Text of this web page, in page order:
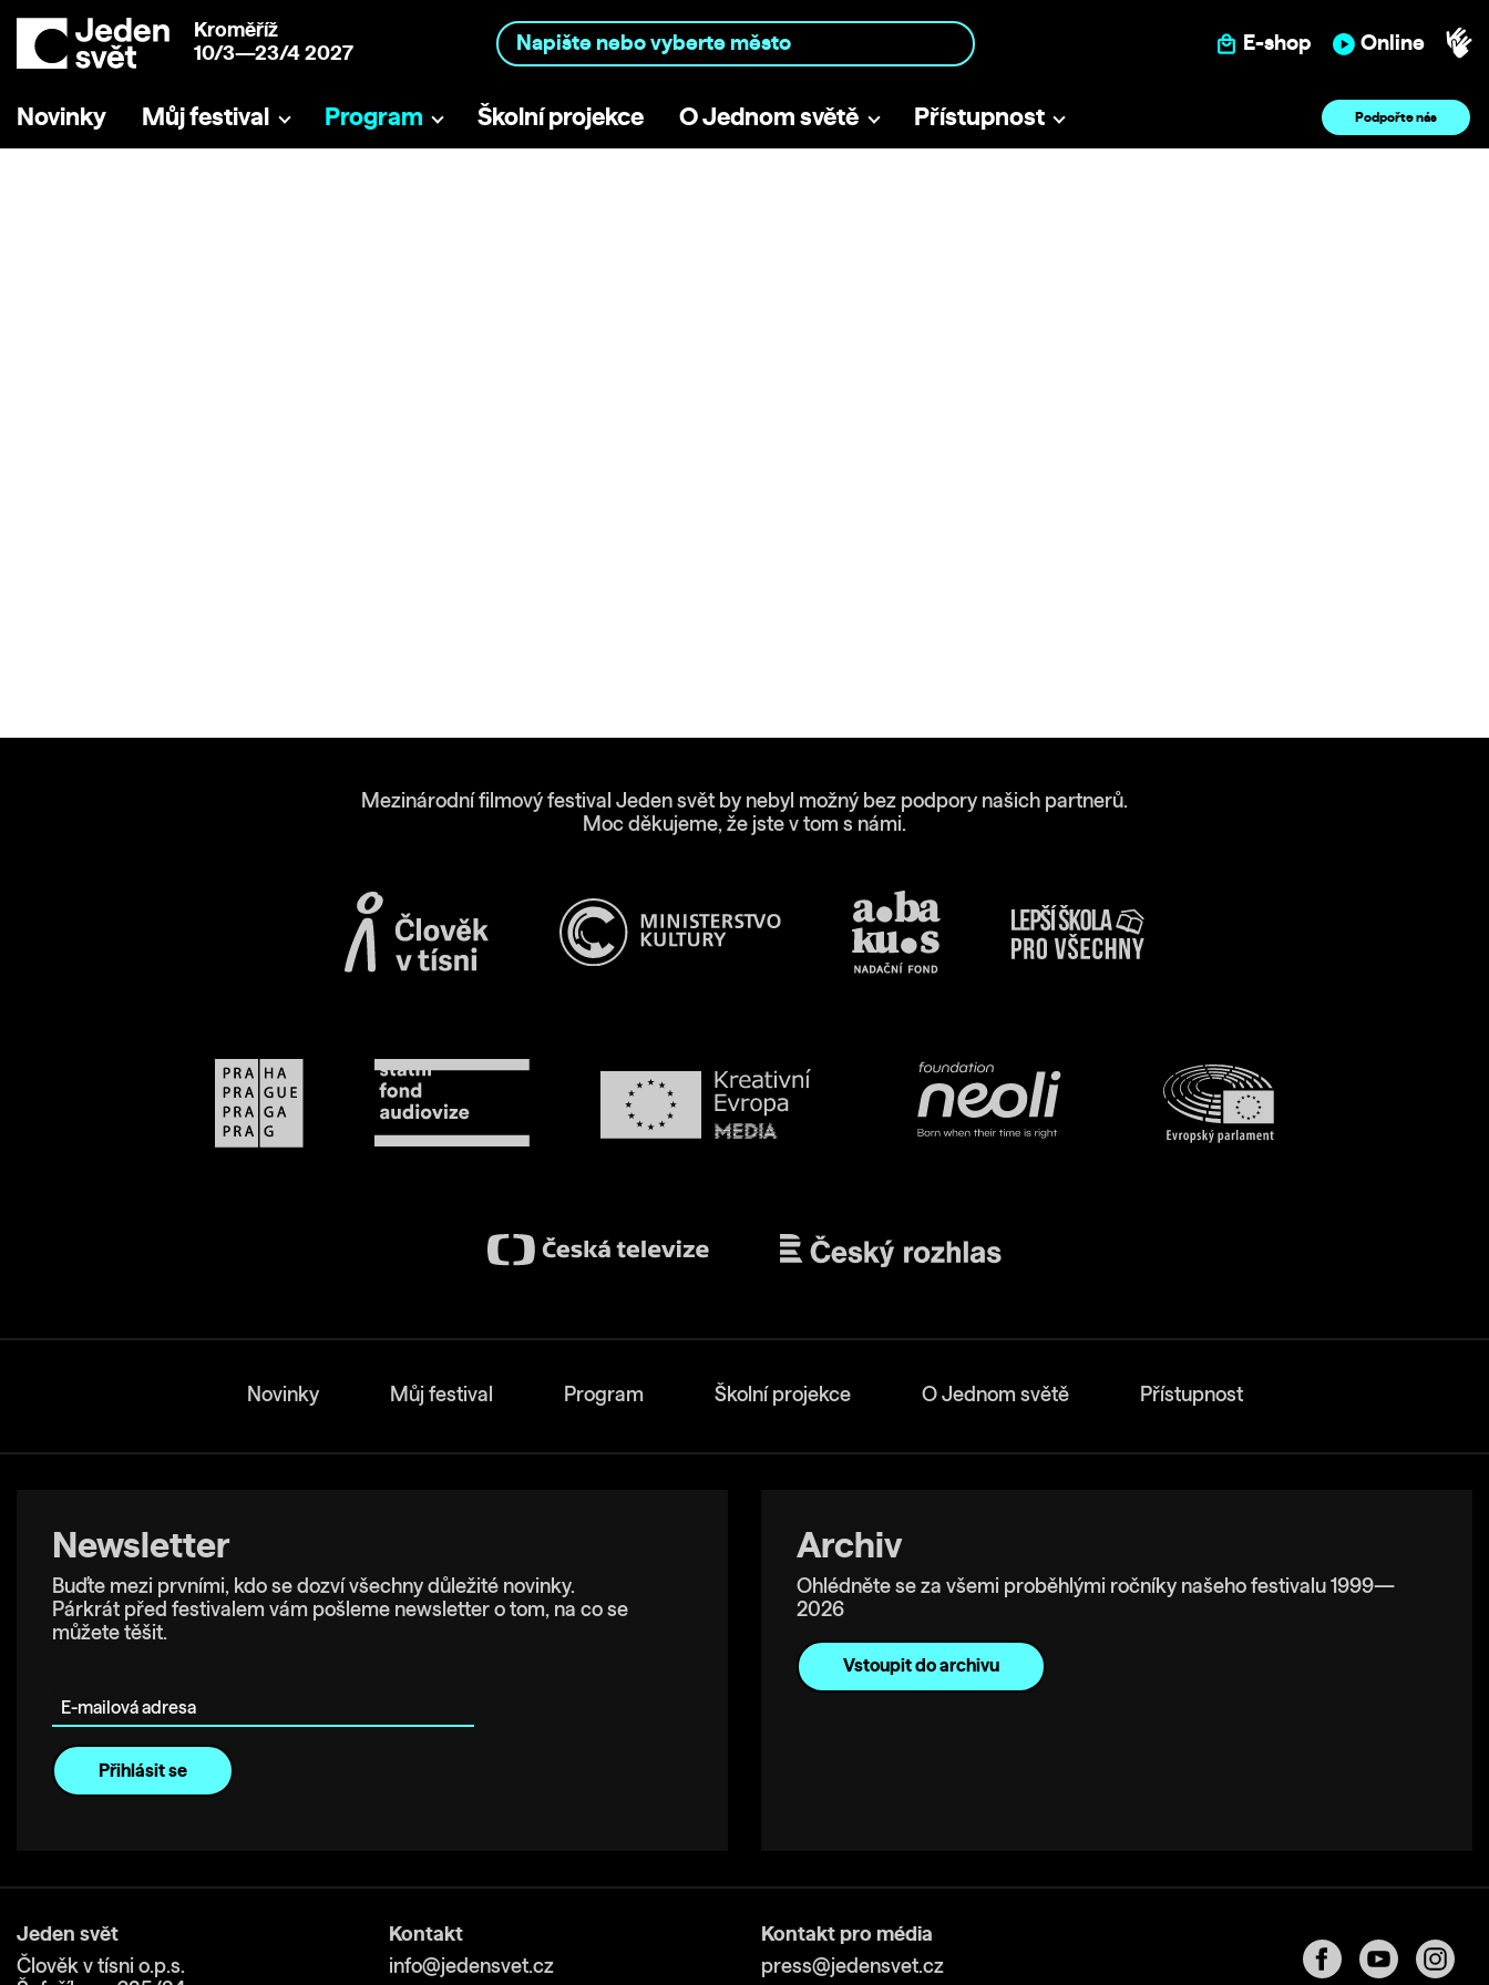
Kroměříž
10/3—23/4 2027
E-shop Online
Novinky Můj festival Program Školní projekce O Jednom světě Přístupnost Podpořte nás
Mezinárodní filmový festival Jeden svět by nebyl možný bez podpory našich partnerů.
Moc děkujeme, že jste v tom s námi.
Novinky Můj festival Program Školní projekce O Jednom světě Přístupnost
Newsletter
Buďte mezi prvními, kdo se dozví všechny důležité novinky.
Párkrát před festivalem vám pošleme newsletter o tom, na co se
můžete těšit.
Archiv
Ohlédněte se za všemi proběhlými ročníky našeho festivalu 1999—
2026
Vstoupit do archivu
Jeden svět
Člověk v tísni o.p.s.
Kontakt
info@jedensvet.cz
Kontakt pro média
press@jedensvet.cz